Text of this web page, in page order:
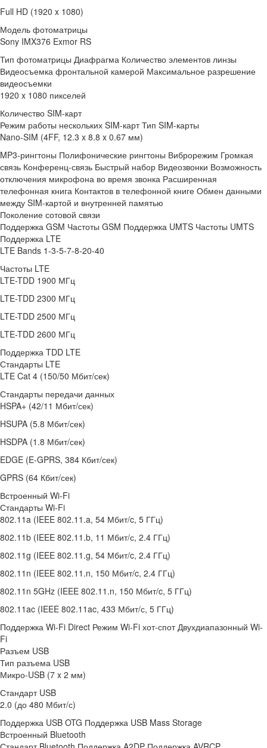
Full HD (1920 x 1080)
Модель фотоматрицы
Sony IMX376 Exmor RS
Тип фотоматрицы Диафрагма Количество элементов линзы
Видеосъемка фронтальной камерой Максимальное разрешение
видеосъемки
1920 x 1080 пикселей
Количество SIM-карт
Режим работы нескольких SIM-карт Тип SIM-карты
Nano-SIM (4FF, 12.3 x 8.8 x 0.67 мм)
MP3-рингтоны Полифонические рингтоны Виброрежим Громкая
связь Конференц-связь Быстрый набор Видеозвонки Возможность
отключения микрофона во время звонка Расширенная
телефонная книга Контактов в телефонной книге Обмен данными
между SIM-картой и внутренней памятью
Поколение сотовой связи
Поддержка GSM Частоты GSM Поддержка UMTS Частоты UMTS
Поддержка LTE
LTE Bands 1-3-5-7-8-20-40
Частоты LTE
LTE-TDD 1900 МГц
LTE-TDD 2300 МГц
LTE-TDD 2500 МГц
LTE-TDD 2600 МГц
Поддержка TDD LTE
Стандарты LTE
LTE Cat 4 (150/50 Мбит/сек)
Стандарты передачи данных
HSPA+ (42/11 Мбит/сек)
HSUPA (5.8 Мбит/сек)
HSDPA (1.8 Мбит/сек)
EDGE (E-GPRS, 384 Кбит/сек)
GPRS (64 Кбит/сек)
Встроенный Wi-Fi
Стандарты Wi-Fi
802.11a (IEEE 802.11.a, 54 Мбит/c, 5 ГГц)
802.11b (IEEE 802.11.b, 11 Мбит/с, 2.4 ГГц)
802.11g (IEEE 802.11.g, 54 Мбит/c, 2.4 ГГц)
802.11n (IEEE 802.11.n, 150 Мбит/c, 2.4 ГГц)
802.11n 5GHz (IEEE 802.11.n, 150 Мбит/c, 5 ГГц)
802.11ac (IEEE 802.11ac, 433 Мбит/с, 5 ГГц)
Поддержка Wi-Fi Direct Режим Wi-Fi хот-спот Двухдиапазонный Wi-
Fi
Разъем USB
Тип разъема USB
Микро-USB (7 x 2 мм)
Стандарт USB
2.0 (до 480 Мбит/с)
Поддержка USB OTG Поддержка USB Mass Storage
Встроенный Bluetooth